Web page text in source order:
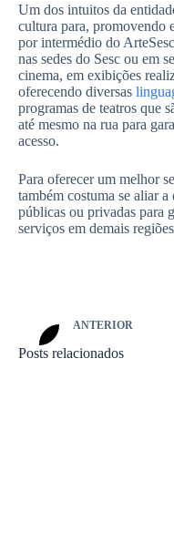
Um dos intuitos da
cultura para, promovendo
por intermédio do
nas sedes do Sesc ou em
cinema, em exibições
oferecendo diversas
programas de teatros que
até mesmo na rua para
acesso.
Para oferecer um melhor
também costuma se aliar
públicas ou privadas para
serviços em demais
ANTERIOR
Posts relacionados